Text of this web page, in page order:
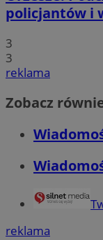
policjantów i
3
3
reklama
Zobacz
reklama